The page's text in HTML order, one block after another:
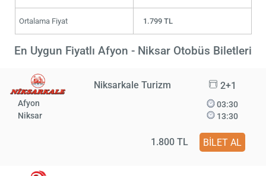
Ortalama Fiyat 1.799 TL
En Uygun Fiyatlı Afyon - Niksar Otobüs Biletleri
Niksarkale Turizm 2+1
Afyon
Niksar
03:30
13:30
1.800 TL BİLET AL